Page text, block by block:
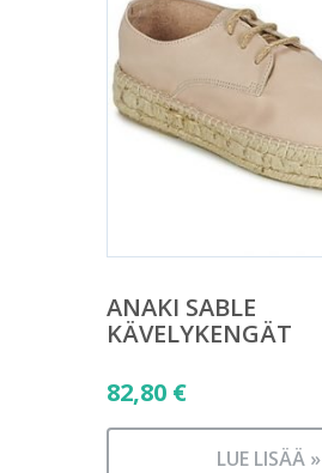
ANAKI SABLE
KÄVELYKENGÄT
82,80 €
LUE LISÄÄ »